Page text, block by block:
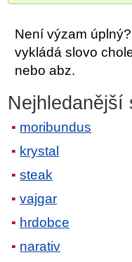
Není výzam
vykládá slovo
nebo abz.
Nejhledanější
moribundus
krystal
steak
vajgar
hrdobce
narativ